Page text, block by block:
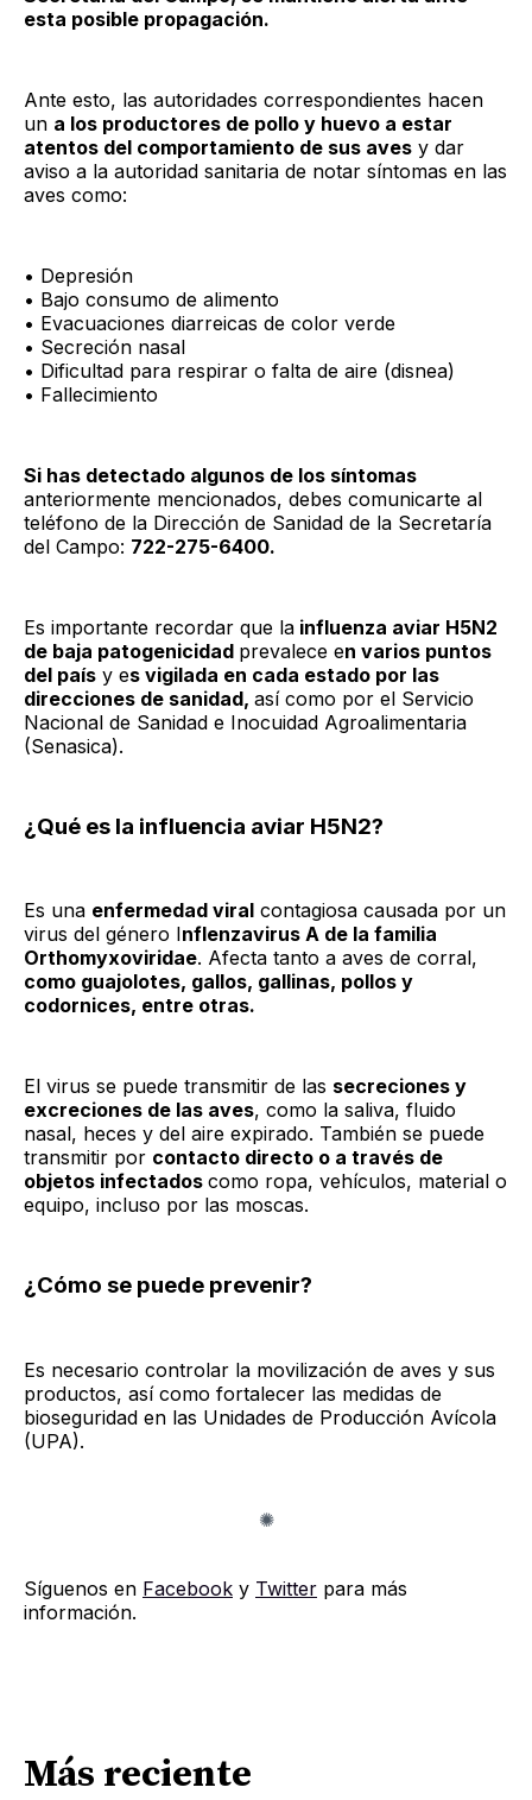
esta posible propagación.
Ante esto, las autoridades correspondientes hacen
un a los productores de pollo y huevo a estar
atentos del comportamiento de sus aves y dar
aviso a la autoridad sanitaria de notar síntomas en las
aves como:
• Depresión
• Bajo consumo de alimento
• Evacuaciones diarreicas de color verde
• Secreción nasal
• Dificultad para respirar o falta de aire (disnea)
• Fallecimiento
Si has detectado algunos de los síntomas
anteriormente mencionados, debes comunicarte al
teléfono de la Dirección de Sanidad de la Secretaría
del Campo: 722-275-6400.
Es importante recordar que la influenza aviar H5N2
de baja patogenicidad prevalece en varios puntos
del país y es vigilada en cada estado por las
direcciones de sanidad, así como por el Servicio
Nacional de Sanidad e Inocuidad Agroalimentaria
(Senasica).
¿Qué es la influencia aviar H5N2?
Es una enfermedad viral contagiosa causada por un
virus del género Inflenzavirus A de la familia
Orthomyxoviridae. Afecta tanto a aves de corral,
como guajolotes, gallos, gallinas, pollos y
codornices, entre otras.
El virus se puede transmitir de las secreciones y
excreciones de las aves, como la saliva, fluido
nasal, heces y del aire expirado. También se puede
transmitir por contacto directo o a través de
objetos infectados como ropa, vehículos, material o
equipo, incluso por las moscas.
¿Cómo se puede prevenir?
Es necesario controlar la movilización de aves y sus
productos, así como fortalecer las medidas de
bioseguridad en las Unidades de Producción Avícola
(UPA).
Síguenos en Facebook y Twitter para más
información.
Más reciente